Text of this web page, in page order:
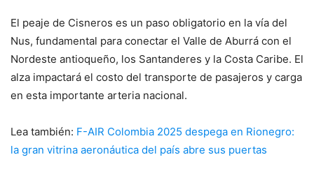
El peaje de Cisneros es un paso obligatorio en la vía del
Nus, fundamental para conectar el Valle de Aburrá con el
Nordeste antioqueño, los Santanderes y la Costa Caribe. El
alza impactará el costo del transporte de pasajeros y carga
en esta importante arteria nacional.
Lea también: F-AIR Colombia 2025 despega en Rionegro:
la gran vitrina aeronáutica del país abre sus puertas